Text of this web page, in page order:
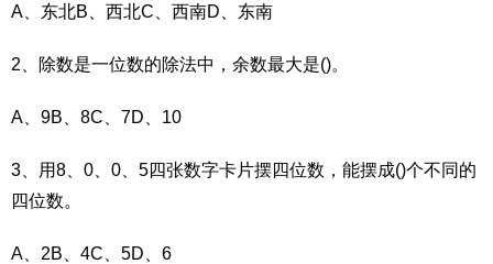
A、东北B、西北C、西南D、东南
2、除数是一位数的除法中，余数最大是()。
A、9B、8C、7D、10
3、用8、0、0、5四张数字卡片摆四位数，能摆成()个不同的
四位数。
A、2B、4C、5D、6